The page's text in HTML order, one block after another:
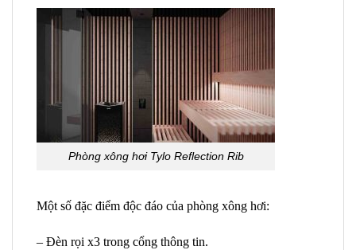
Phòng xông hơi Tylo Reflection Rib
Một số đặc điểm độc đáo của phòng xông hơi:
– Đèn rọi x3 trong cổng thông tin.